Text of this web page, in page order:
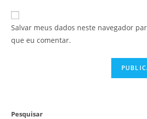
Salvar meus dados neste navegador
que eu comentar.
Pesquisar